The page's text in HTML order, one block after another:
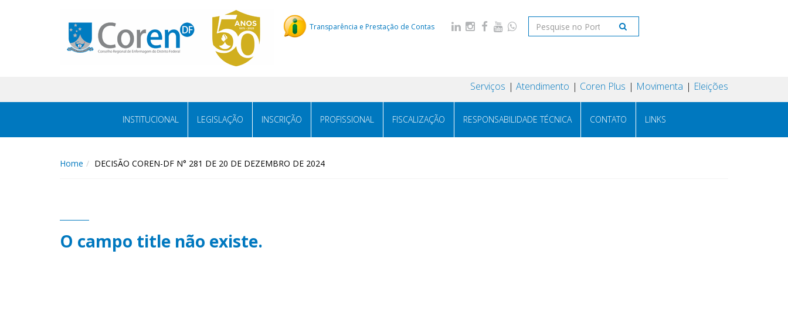
Transparência e Prestação de Contas
Serviços Atendimento Coren Plus Movimenta Eleições
INSTITUCIONAL LEGISLAÇÃO INSCRIÇÃO PROFISSIONAL FISCALIZAÇÃO RESPONSABILIDADE TÉCNICA CONTATO LINKS
Home DECISÃO COREN-DF N° 281 DE 20 DE DEZEMBRO DE 2024
O campo title não existe.